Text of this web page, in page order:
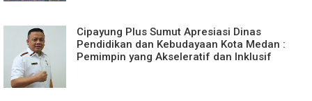
Cipayung Plus Sumut Apresiasi Dinas
Pendidikan dan Kebudayaan Kota Medan :
Pemimpin yang Akseleratif dan Inklusif